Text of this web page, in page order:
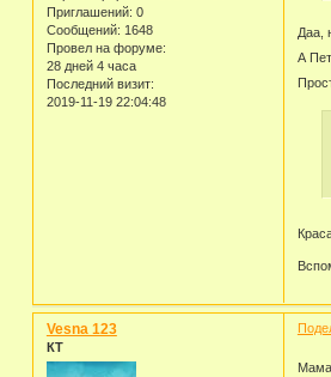
Приглашений: 0
Сообщений: 1648
Провел на форуме:
28 дней 4 часа
Последний визит:
2019-11-19 22:04:48
Даа,
А
Vesna 123
КТ
Мама